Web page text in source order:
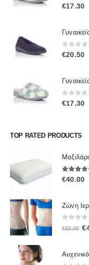
0out
€17.30
0out
€20.50
0out
€17.30
TOP RATED PRODUCTS
5.00
€40.00
Ζώνη
out
€50.00 €